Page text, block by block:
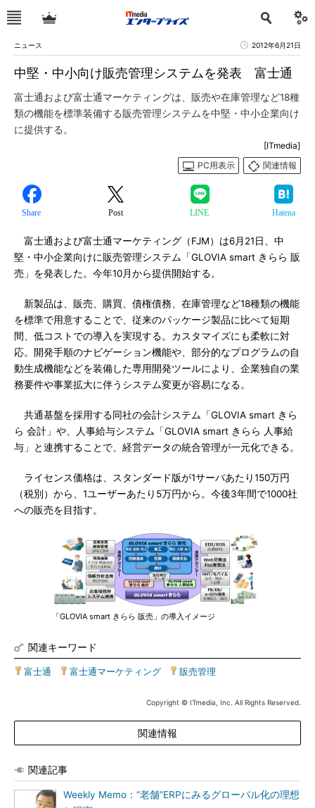
ニュース 2012年6月21日
中堅・中小向け販売管理システムを発表 富士通
富士通および富士通マーケティングは、販売や在庫管理など18種
類の機能を標準装備する販売管理システムを中堅・中小企業向け
に提供する。
[ITmedia]
PC用表示
関連情報
Share Post LINE Hatena
富士通および富士通マーケティング（FJM）は6月21日、中
堅・中小企業向けに販売管理システム「GLOVIA smart きらら 販
売」を発表した。今年10月から提供開始する。
新製品は、販売、購買、債権債務、在庫管理など18種類の機能
を標準で用意することで、従来のパッケージ製品に比べて短期
間、低コストでの導入を実現する。カスタマイズにも柔軟に対
応。開発手順のナビゲーション機能や、部分的なプログラムの自
動生成機能などを装備した専用開発ツールにより、企業独自の業
務要件や事業拡大に伴うシステム変更が容易になる。
共通基盤を採用する同社の会計システム「GLOVIA smart きら
ら 会計」や、人事給与システム「GLOVIA smart きらら 人事給
与」と連携することで、経営データの統合管理が一元化できる。
ライセンス価格は、スタンダード版が1サーバあたり150万円
（税別）から、1ユーザーあたり5万円から。今後3年間で1000社
への販売を目指す。
「GLOVIA smart きらら 販売」の導入イメージ
関連キーワード
富士通 富士通マーケティング 販売管理
Copyright © ITmedia, Inc. All Rights Reserved.
関連情報
関連記事
Weekly Memo：“老舗”ERPにみるグローバル化の理想